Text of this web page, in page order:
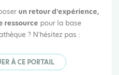
un retour d'expérience,
ressource pour la base
? N'hésitez pas :
À CE PORTAIL